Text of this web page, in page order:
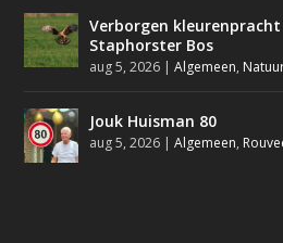
Verborgen
Staphorster Bos
aug 5, 2026 |Algemeen,
Jouk Huisman 80
aug 5, 2026 |Algemeen,